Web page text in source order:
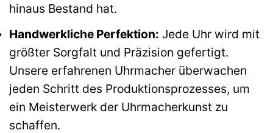
hinaus Bestand hat.
Handwerkliche Perfektion: Jede Uhr wird mit
größter Sorgfalt und Präzision gefertigt.
Unsere erfahrenen Uhrmacher überwachen
jeden Schritt des Produktionsprozesses, um
ein Meisterwerk der Uhrmacherkunst zu
schaffen.